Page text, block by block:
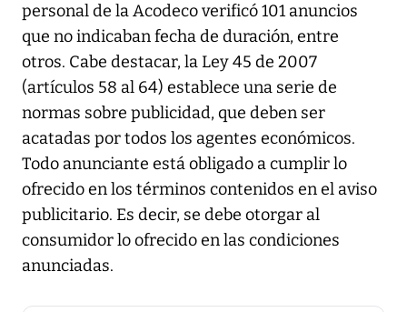
personal de la Acodeco verificó 101 anuncios
que no indicaban fecha de duración, entre
otros. Cabe destacar, la Ley 45 de 2007
(artículos 58 al 64) establece una serie de
normas sobre publicidad, que deben ser
acatadas por todos los agentes económicos.
Todo anunciante está obligado a cumplir lo
ofrecido en los términos contenidos en el aviso
publicitario. Es decir, se debe otorgar al
consumidor lo ofrecido en las condiciones
anunciadas.